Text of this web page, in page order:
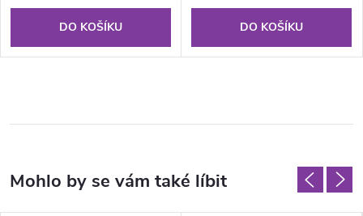
DO KOŠÍKU DO KOŠÍKU